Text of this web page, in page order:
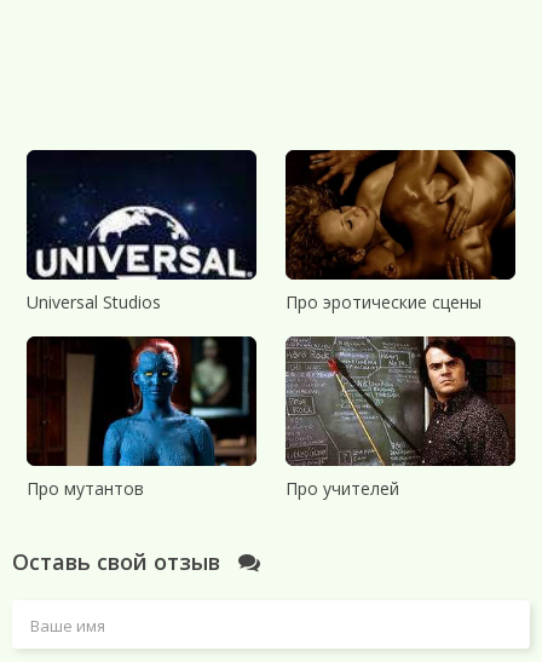
Universal Studios Про эротические сцены
Про мутантов Про учителей
Оставь свой отзыв